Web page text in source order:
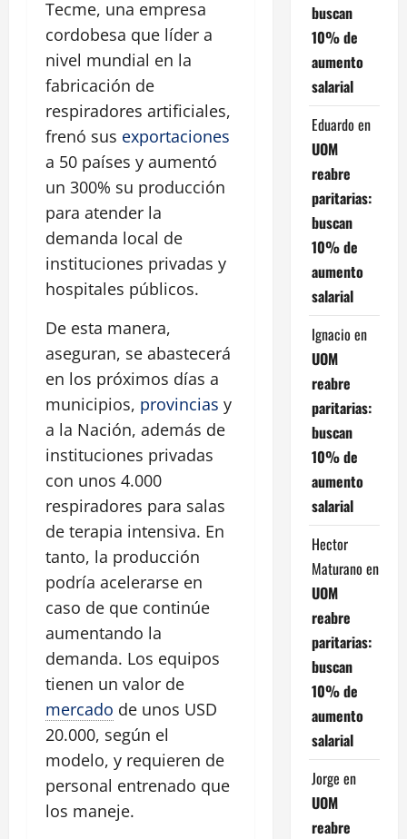
Tecme, una empresa
cordobesa que líder a
nivel mundial en la
fabricación de
respiradores artificiales,
frenó sus exportaciones
a 50 países y aumentó
un 300% su producción
para atender la
demanda local de
instituciones privadas y
hospitales públicos.
De esta manera,
aseguran, se abastecerá
en los próximos días a
municipios, provincias y
a la Nación, además de
instituciones privadas
con unos 4.000
respiradores para salas
de terapia intensiva. En
tanto, la producción
podría acelerarse en
caso de que continúe
aumentando la
demanda. Los equipos
tienen un valor de
mercado de unos USD
20.000, según el
modelo, y requieren de
personal entrenado que
los maneje.
buscan
10% de
aumento
salarial
Eduardo en
UOM
reabre
paritarias:
buscan
10% de
aumento
salarial
Ignacio en
UOM
reabre
paritarias:
buscan
10% de
aumento
salarial
Hector
Maturano en
UOM
reabre
paritarias:
buscan
10% de
aumento
salarial
Jorge en
UOM
reabre